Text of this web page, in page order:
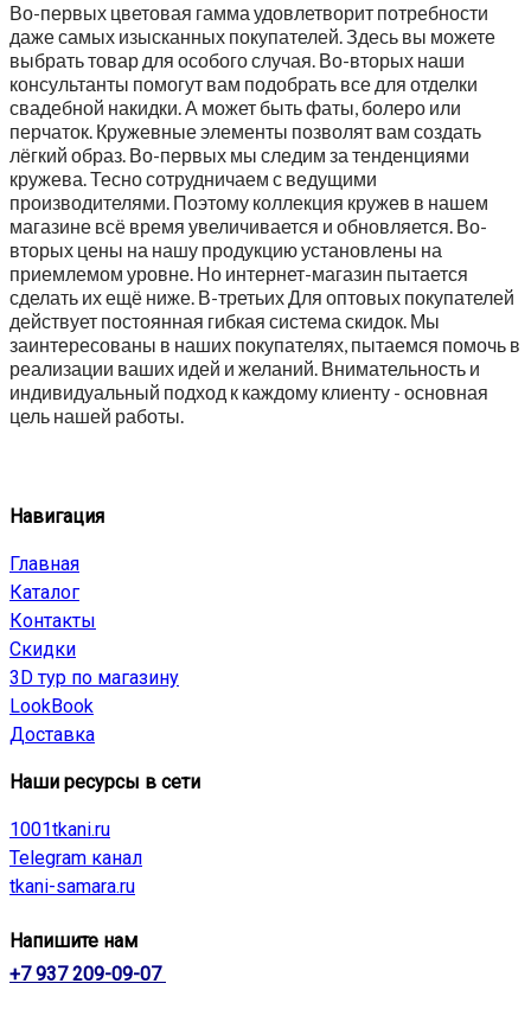
Во-первых цветовая гамма удовлетворит потребности
даже самых изысканных покупателей. Здесь вы можете
выбрать товар для особого случая. Во-вторых наши
консультанты помогут вам подобрать все для отделки
свадебной накидки. А может быть фаты, болеро или
перчаток. Кружевные элементы позволят вам создать
лёгкий образ. Во-первых мы следим за тенденциями
кружева. Тесно сотрудничаем с ведущими
производителями. Поэтому коллекция кружев в нашем
магазине всё время увеличивается и обновляется. Во-
вторых цены на нашу продукцию установлены на
приемлемом уровне. Но интернет-магазин пытается
сделать их ещё ниже. В-третьих Для оптовых покупателей
действует постоянная гибкая система скидок. Мы
заинтересованы в наших покупателях, пытаемся помочь в
реализации ваших идей и желаний. Внимательность и
индивидуальный подход к каждому клиенту - основная
цель нашей работы.
Навигация
Главная
Каталог
Контакты
Скидки
3D тур по магазину
LookBook
Доставка
Наши ресурсы в сети
1001tkani.ru
Telegram канал
tkani-samara.ru
Напишите нам
+7 937 209-09-07